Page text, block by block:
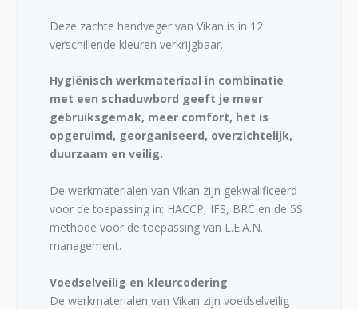
Deze zachte handveger van Vikan is in 12
verschillende kleuren verkrijgbaar.
Hygiënisch werkmateriaal in combinatie
met een schaduwbord geeft je meer
gebruiksgemak, meer comfort, het is
opgeruimd, georganiseerd, overzichtelijk,
duurzaam en veilig.
De werkmaterialen van Vikan zijn gekwalificeerd
voor de toepassing in: HACCP, IFS, BRC en de 5S
methode voor de toepassing van L.E.A.N.
management.
Voedselveilig en kleurcodering
De werkmaterialen van Vikan zijn voedselveilig